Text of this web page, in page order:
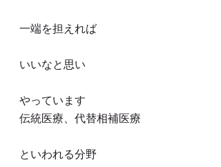
一端を担えれば
いいなと思い
やっています
伝統医療、代替相補医療
といわれる分野